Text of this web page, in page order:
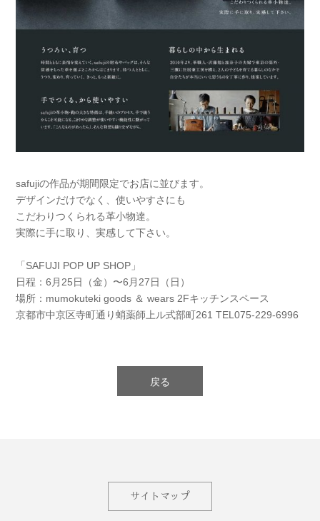
safujiの作品が期間限定でお店に並びます。
デザインだけでなく、使いやすさにも
こだわりつくられる革小物達。
実際に手に取り、実感して下さい。
「SAFUJI POP UP SHOP」
日程：6月25日（金）〜6月27日（日）
場所：mumokuteki goods ＆ wears 2Fキッチンスペース
京都市中京区寺町通り蛸薬師上ル式部町261 TEL075-229-6996
戻る
サイトマップ